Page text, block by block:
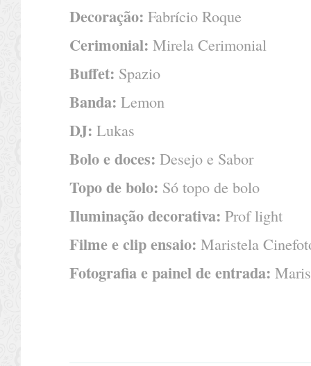
Decoração: Fabrício Roque
Cerimonial: Mirela Cerimonial
Buffet: Spazio
Banda: Lemon
DJ: Lukas
Bolo e doces: Desejo e Sabor
Topo de bolo: Só topo de bolo
Iluminação decorativa: Prof light
Filme e clip ensaio: Maristela
Fotografia e painel de entrada: